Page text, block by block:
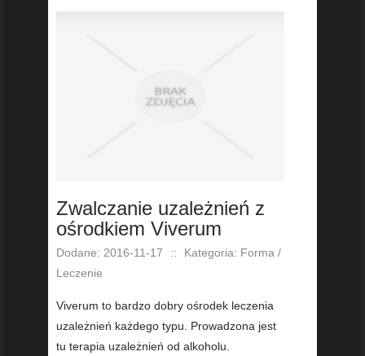
Zwalczanie uzależnień z
ośrodkiem Viverum
Dodane: 2016-11-17 ::
Kategoria: Forma /
Leczenie
Viverum to bardzo dobry ośrodek leczenia
uzależnień każdego typu. Prowadzona jest
tu terapia uzależnień od alkoholu.